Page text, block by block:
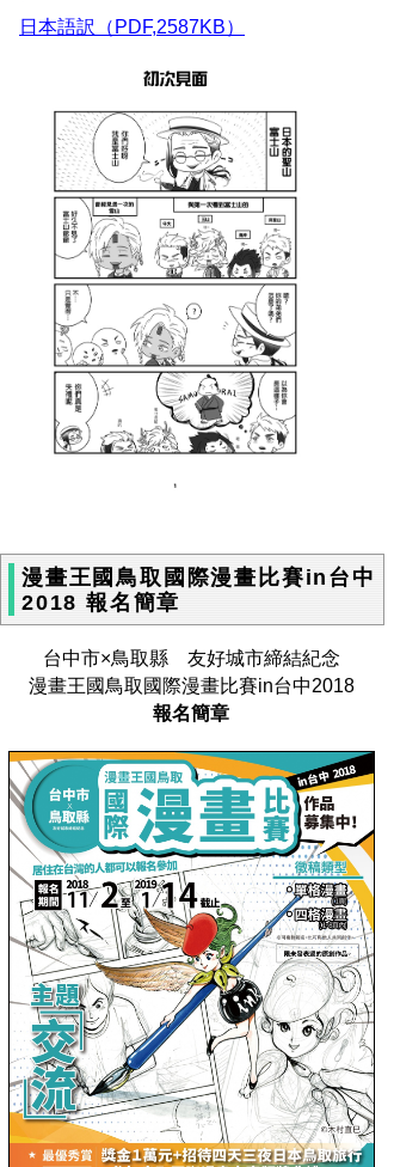
日本語訳（PDF,2587KB）
漫畫王國鳥取國際漫畫比賽in台中
2018 報名簡章
台中市×鳥取縣 友好城市締結紀念
漫畫王國鳥取國際漫畫比賽in台中2018
報名簡章